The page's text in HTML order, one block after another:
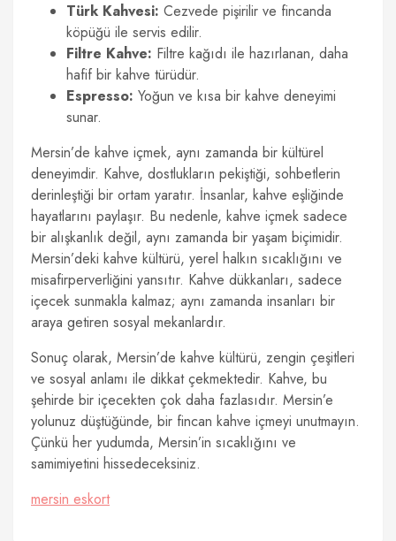
Türk Kahvesi: Cezvede pişirilir ve fincanda
köpüğü ile servis edilir.
Filtre Kahve: Filtre kağıdı ile hazırlanan, daha
hafif bir kahve türüdür.
Espresso: Yoğun ve kısa bir kahve deneyimi
sunar.
Mersin’de kahve içmek, aynı zamanda bir kültürel
deneyimdir. Kahve, dostlukların pekiştiği, sohbetlerin
derinleştiği bir ortam yaratır. İnsanlar, kahve eşliğinde
hayatlarını paylaşır. Bu nedenle, kahve içmek sadece
bir alışkanlık değil, aynı zamanda bir yaşam biçimidir.
Mersin’deki kahve kültürü, yerel halkın sıcaklığını ve
misafirperverliğini yansıtır. Kahve dükkanları, sadece
içecek sunmakla kalmaz; aynı zamanda insanları bir
araya getiren sosyal mekanlardır.
Sonuç olarak, Mersin’de kahve kültürü, zengin çeşitleri
ve sosyal anlamı ile dikkat çekmektedir. Kahve, bu
şehirde bir içecekten çok daha fazlasıdır. Mersin’e
yolunuz düştüğünde, bir fincan kahve içmeyi unutmayın.
Çünkü her yudumda, Mersin’in sıcaklığını ve
samimiyetini hissedeceksiniz.
mersin eskort